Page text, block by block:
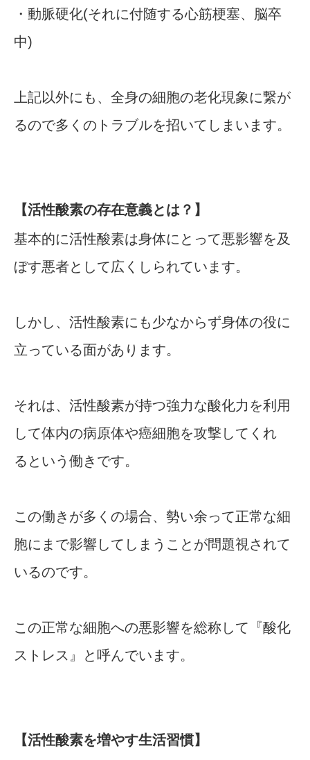
・動脈硬化(それに付随する心筋梗塞、脳卒
中)
上記以外にも、全身の細胞の老化現象に繋が
るので多くのトラブルを招いてしまいます。
【活性酸素の存在意義とは？】
基本的に活性酸素は身体にとって悪影響を及
ぼす悪者として広くしられています。
しかし、活性酸素にも少なからず身体の役に
立っている面があります。
それは、活性酸素が持つ強力な酸化力を利用
して体内の病原体や癌細胞を攻撃してくれ
るという働きです。
この働きが多くの場合、勢い余って正常な細
胞にまで影響してしまうことが問題視されて
いるのです。
この正常な細胞への悪影響を総称して『酸化
ストレス』と呼んでいます。
【活性酸素を増やす生活習慣】